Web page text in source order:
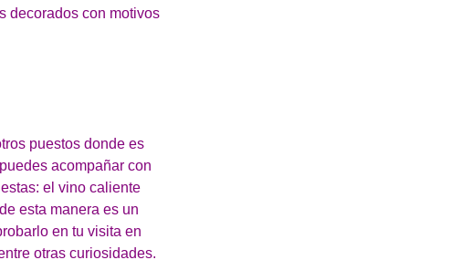
decorados con motivos
puestos donde es
acompañar con
el vino caliente
esta manera es un
en tu visita en
otras curiosidades.